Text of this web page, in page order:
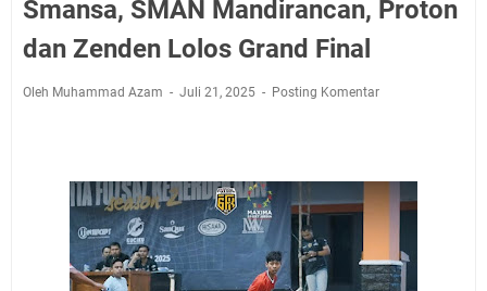
Sangat Seru
Dokumen SPMI
Sudahkah Kita Merdeka Dari Hawa Nafsu?
Info Sembako di Pasar Kepuh Kuningan Kamis 6
Agustus 2026, Daging Naik, Telur Turun
Smansa, SMAN Mandirancan, Proton
dan Zenden Lolos Grand Final
Oleh Muhammad Azam Juli 21, 2025 Posting Komentar